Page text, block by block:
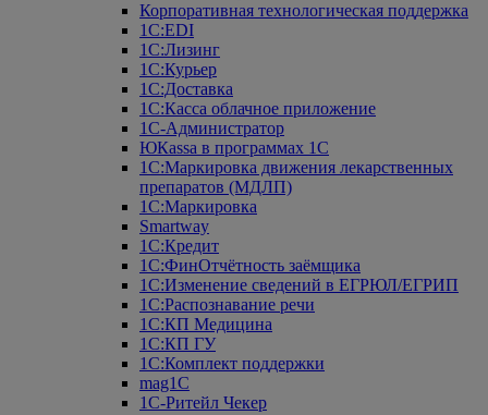
Корпоративная технологическая поддержка
1С:ЕDI
1С:Лизинг
1С:Курьер
1С:Доставка
1С:Касса облачное приложение
1С-Администратор
ЮКаssа в программах 1С
1С:Маркировка движения лекарственных
препаратов (МДЛП)
1С:Маркировка
Smartway
1С:Кредит
1С:ФинОтчётность заёмщика
1С:Изменение сведений в ЕГРЮЛ/ЕГРИП
1С:Распознавание речи
1С:КП Медицина
1С:КП ГУ
1С:Комплект поддержки
mag1C
1С-Ритейл Чекер